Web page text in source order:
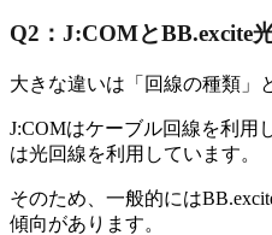
Q2：J:COMとBB.excite
大きな違いは「回線の種類」
J:COMはケーブル回線を利用
は光回線を利用しています。
そのため、一般的には
傾向があります。